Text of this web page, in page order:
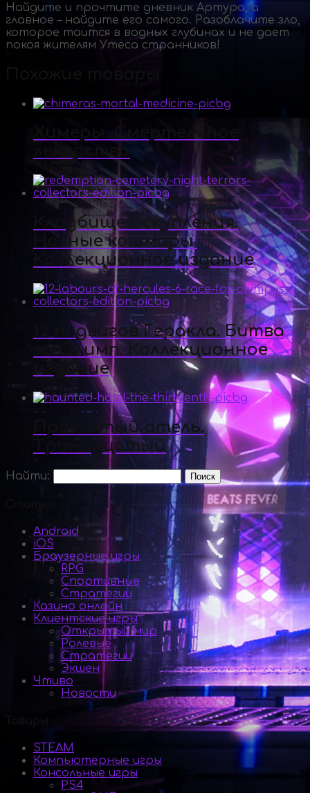
Найдите и прочтите дневник Артура, а
главное – найдите его самого. Разоблачите зло,
которое таится в водных глубинах и не дает
покоя жителям Утеса странников!
лекарство
Кладбище искупления.
Ночные кошмары.
Коллекционное издание
12 подвигов Геракла. Битва
за Олимп. Коллекционное
издание
Проклятый отель.
Тринадцатый
Найти:
Android
iOS
Браузерные игры
RPG
Спортивные
Стратегии
Казино онлайн
Клиентские игры
Открытый мир
Ролевые
Стратегии
Экшен
Чтиво
Новости
STEAM
Компьютерные игры
Консольные игры
PS4